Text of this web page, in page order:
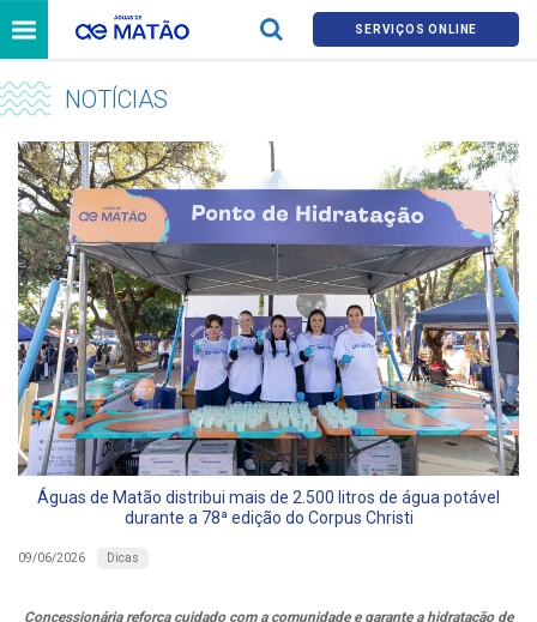
SERVIÇOS ONLINE
NOTÍCIAS
Águas de Matão distribui mais de 2.500 litros de água potável
durante a 78ª edição do Corpus Christi
09/06/2026 Dicas
Concessionária reforça cuidado com a comunidade e garante a hidratação de